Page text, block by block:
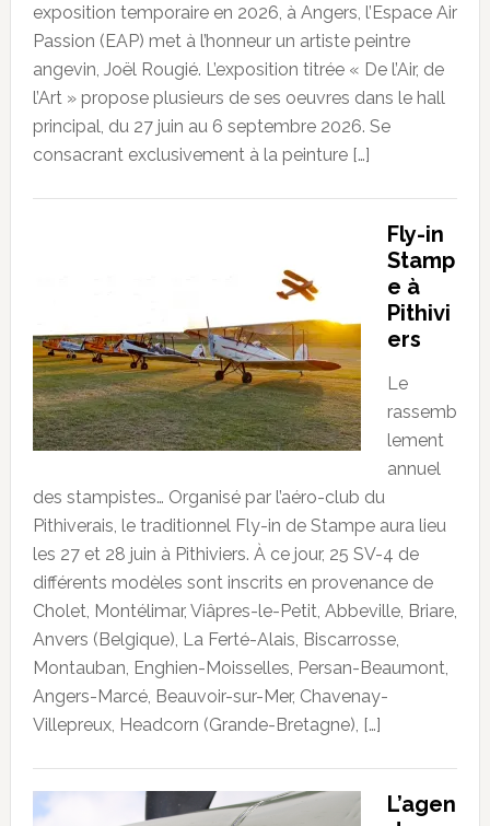
exposition temporaire en 2026, à Angers, l’Espace Air
Passion (EAP) met à l’honneur un artiste peintre
angevin, Joël Rougié. L’exposition titrée « De l’Air, de
l’Art » propose plusieurs de ses oeuvres dans le hall
principal, du 27 juin au 6 septembre 2026. Se
consacrant exclusivement à la peinture […]
Fly-in
Stamp
e à
Pithivi
ers
Le
rassemb
lement
annuel
des stampistes… Organisé par l’aéro-club du
Pithiverais, le traditionnel Fly-in de Stampe aura lieu
les 27 et 28 juin à Pithiviers. À ce jour, 25 SV-4 de
différents modèles sont inscrits en provenance de
Cholet, Montélimar, Viâpres-le-Petit, Abbeville, Briare,
Anvers (Belgique), La Ferté-Alais, Biscarrosse,
Montauban, Enghien-Moisselles, Persan-Beaumont,
Angers-Marcé, Beauvoir-sur-Mer, Chavenay-
Villepreux, Headcorn (Grande-Bretagne), […]
L’agen